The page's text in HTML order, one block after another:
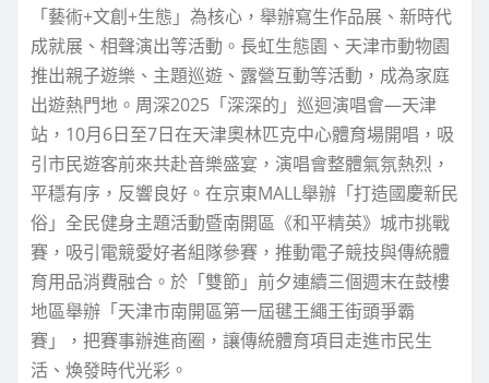
「藝術+文創+生態」為核心，舉辦寫生作品展、新時代
成就展、相聲演出等活動。長虹生態園、天津市動物園
推出親子遊樂、主題巡遊、露營互動等活動，成為家庭
出遊熱門地。周深2025「深深的」巡迴演唱會—天津
站，10月6日至7日在天津奧林匹克中心體育場開唱，吸
引市民遊客前來共赴音樂盛宴，演唱會整體氣氛熱烈，
平穩有序，反響良好。在京東MALL舉辦「打造國慶新民
俗」全民健身主題活動暨南開區《和平精英》城市挑戰
賽，吸引電競愛好者組隊參賽，推動電子競技與傳統體
育用品消費融合。於「雙節」前夕連續三個週末在鼓樓
地區舉辦「天津市南開區第一屆毽王繩王街頭爭霸
賽」，把賽事辦進商圈，讓傳統體育項目走進市民生
活、煥發時代光彩。